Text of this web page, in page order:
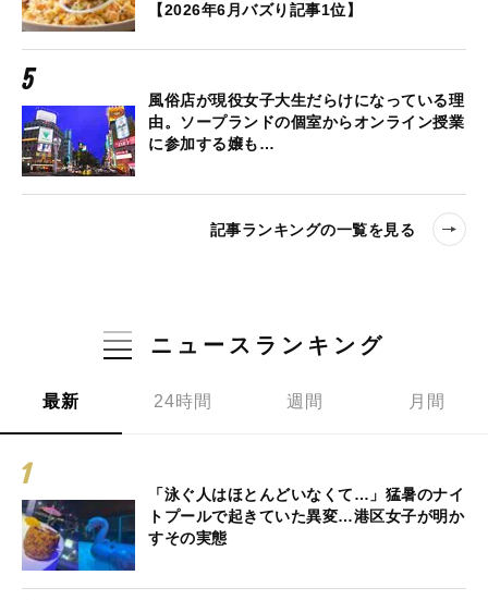
【2026年6月バズり記事1位】
風俗店が現役女子大生だらけになっている理
由。ソープランドの個室からオンライン授業
に参加する嬢も…
記事ランキングの一覧を見る
ニュースランキング
最新 24時間 週間 月間
「泳ぐ人はほとんどいなくて…」猛暑のナイ
トプールで起きていた異変…港区女子が明か
すその実態